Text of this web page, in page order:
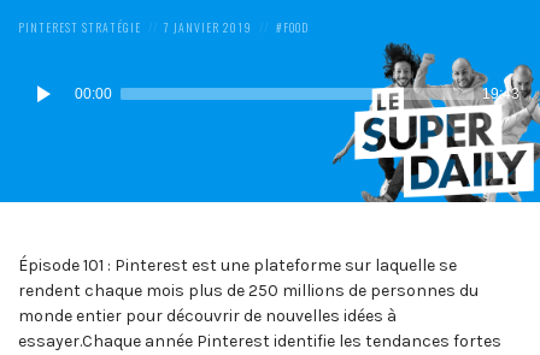
POSTED
PINTEREST STRATÉGIE
POSTED
7 JANVIER 2019
POSTED
FOOD
Lecteur
audio
00:00 19:43
Épisode 101 : Pinterest est une plateforme sur laquelle se
rendent chaque mois plus de 250 millions de personnes du
monde entier pour découvrir de nouvelles idées à
essayer.Chaque année Pinterest identifie les tendances fortes